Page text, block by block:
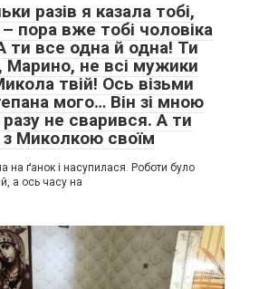
разів я казала тобі,
пора вже тобі чоловіка
ти все одна й одна! Ти
Марино, не всі мужики
твій! Ось візьми
мого… Він зі мною
не сварився. А ти
Миколкою своїм
на ґанок і насупилася. Роботи було
а ось часу на